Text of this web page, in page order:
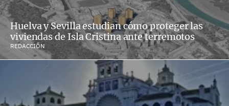
Huelva y Sevilla estudian cómo proteger las
viviendas de Isla Cristina ante terremotos
REDACCIÓN